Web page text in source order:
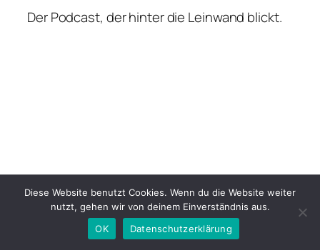
Der Podcast, der hinter die Leinwand blickt.
Diese Website benutzt Cookies. Wenn du die Website weiter
nutzt, gehen wir von deinem Einverständnis aus.
OK
Datenschutzerklärung